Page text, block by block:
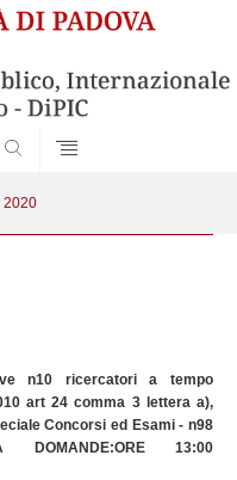
2020
n10 ricercatori a tempo
art 24 comma 3 lettera a),
Concorsi ed Esami - n98
DOMANDE:ORE 13:00